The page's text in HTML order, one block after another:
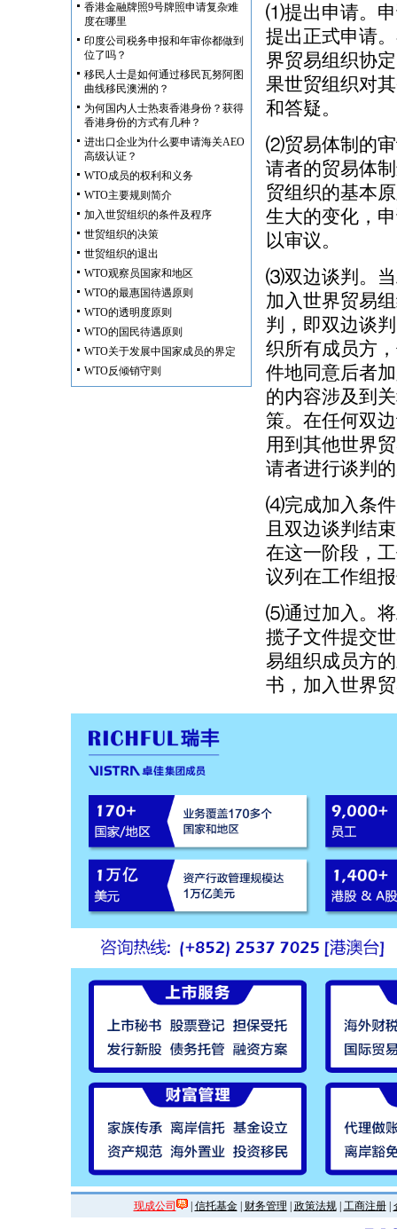
香港金融牌照9号牌照申请复杂难
度在哪里
印度公司税务申报和年审你都做到
位了吗？
移民人士是如何通过移民瓦努阿图
曲线移民澳洲的？
为何国内人士热衷香港身份？获得
香港身份的方式有几种？
进出口企业为什么要申请海关AEO
高级认证？
WTO成员的权利和义务
WTO主要规则简介
加入世贸组织的条件及程序
世贸组织的决策
世贸组织的退出
WTO观察员国家和地区
WTO的最惠国待遇原则
WTO的透明度原则
WTO的国民待遇原则
WTO关于发展中国家成员的界定
WTO反倾销守则
⑴提出申请。申
提出正式申请
界贸易组织协
果世贸组织对
和答疑。
⑵贸易体制的审
请者的贸易体
贸组织的基本
生大的变化，
以审议。
⑶双边谈判。当
加入世界贸易
判，即双边谈
织所有成员方
件地同意后者
的内容涉及到
策。在任何双
用到其他世界
请者进行谈判
⑷完成加入条件
且双边谈判结
在这一阶段，
议列在工作组
⑸通过加入。将
揽子文件提交
易组织成员方
书，加入世界
现成公司 | 信托基金| 财务管理 政策法规| 工商注册|